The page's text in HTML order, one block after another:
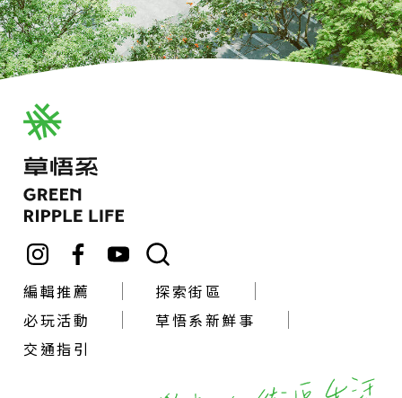
編輯推薦
探索街區
必玩活動
草悟系新鮮事
交通指引